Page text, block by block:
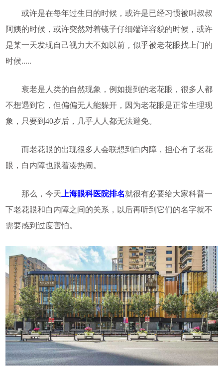
或许是在每年过生日的时候，或许是已经习惯被叫叔叔
阿姨的时候，或许突然对着镜子仔细端详容貌的时候，或许
是某一天发现自己视力大不如以前，似乎被老花眼找上门的
时候.....
衰老是人类的自然现象，例如提到的老花眼，很多人都
不想遇到它，但偏偏无人能躲开，因为老花眼是正常生理现
象，只要到40岁后，几乎人人都无法避免。
而老花眼的出现很多人会联想到白内障，担心有了老花
眼，白内障也跟着凑热闹。
那么，今天 上海眼科医院排名就很有必要给大家科普一
下老花眼和白内障之间的关系，以后再听到它们的名字就不
需要感到过度害怕。